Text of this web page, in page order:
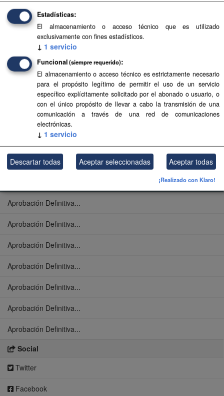
Aprobación Definitiva...
Aprobación Definitiva...
Aprobación Definitiva...
Aprobación Definitiva...
Aprobación Definitiva...
Aprobación Definitiva...
Aprobación Definitiva...
Aprobación Definitiva...
Aprobación Definitiva...
Aprobación Definitiva...
Aprobación Definitiva...
Aprobación Definitiva...
Aprobación Definitiva...
Aprobación Definitiva...
Aprobación Definitiva...
Social
Twitter
Facebook
Estadísticas
El almacenamiento o acceso técnico que es utilizado
exclusivamente con fines estadísticos.
↓ 1 servicio
Funcional (siempre requerido)
El almacenamiento o acceso técnico es estrictamente necesario
para el propósito legítimo de permitir el uso de un servicio
específico explícitamente solicitado por el abonado o usuario, o
con el único propósito de llevar a cabo la transmisión de una
comunicación a través de una red de comunicaciones
electrónicas.
↓ 1 servicio
Descartar todas Aceptar seleccionadas Aceptar todas
¡Realizado con Klaro!